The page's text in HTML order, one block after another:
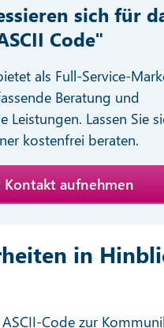
sich für
Code"
als Full-Service-
Beratung und
Leistungen. Lassen Sie
kostenfrei beraten.
Kontakt aufnehmen
in
Code zur